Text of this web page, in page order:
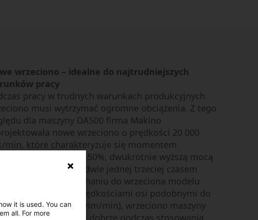
wrzeciono – idealne do najtrudniejszych
pracy
pracy w trudnych warunkach produkcyjnych
musi wytrzymać ogromne obciążenia. Z tego
dla maszyny DA500 firma Makino
nowe wrzeciono o prędkości 20 000
min, które charakteryzuje się momentem
większym o 50%, dwukrotnie wyższą mocą
skróconym do zaledwie jednej trzeciej czasem
w porównaniu do wrzeciona modelu
W połączeniu z prędkościami osi podobnymi do
DA300 (60 000 mm/min), wrzeciono maszyny
it is used. You can
all. For more